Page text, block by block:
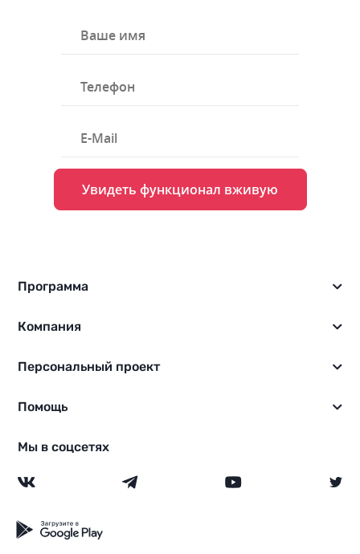
Программа
Компания
Персональный проект
Помощь
Мы в соцсетях